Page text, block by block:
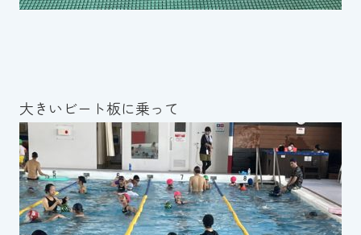
大きいビート板に乗って